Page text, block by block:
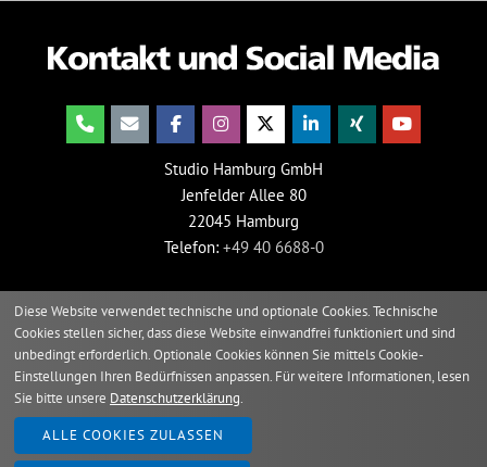
Studio Hamburg GmbH
Jenfelder Allee 80
22045 Hamburg
Telefon: +49 40 6688-0
2026 © Studio Hamburg
Impressum Verhaltenskodex
Diese Website verwendet technische und optionale Cookies. Technische
Cookies stellen sicher, dass diese Website einwandfrei funktioniert und sind
unbedingt erforderlich. Optionale Cookies können Sie mittels Cookie-
Einstellungen Ihren Bedürfnissen anpassen. Für weitere Informationen, lesen
Sie bitte unsere Datenschutzerklärung.
ALLE COOKIES ZULASSEN